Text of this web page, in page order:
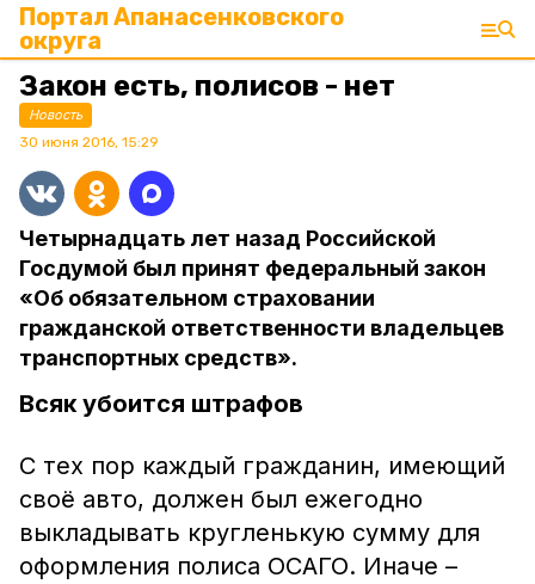
Портал Апанасенковского
округа
Закон есть, полисов - нет
Новость
30 июня 2016, 15:29
Четырнадцать лет назад Российской
Госдумой был принят федеральный закон
«Об обязательном страховании
гражданской ответственности владельцев
транспортных средств».
Всяк убоится штрафов
С тех пор каждый гражданин, имеющий
своё авто, должен был ежегодно
выкладывать кругленькую сумму для
оформления полиса ОСАГО. Иначе –